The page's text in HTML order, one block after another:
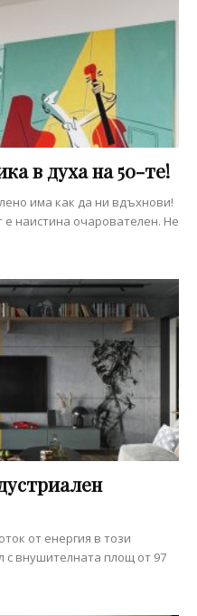
в духа на 50-те!
има как да ни вдъхнови!
наистина очарователен. Не
от енергия в този
с внушителната площ от 97